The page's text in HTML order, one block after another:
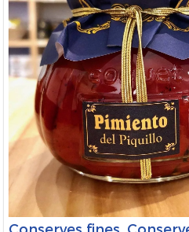
Conserves fines